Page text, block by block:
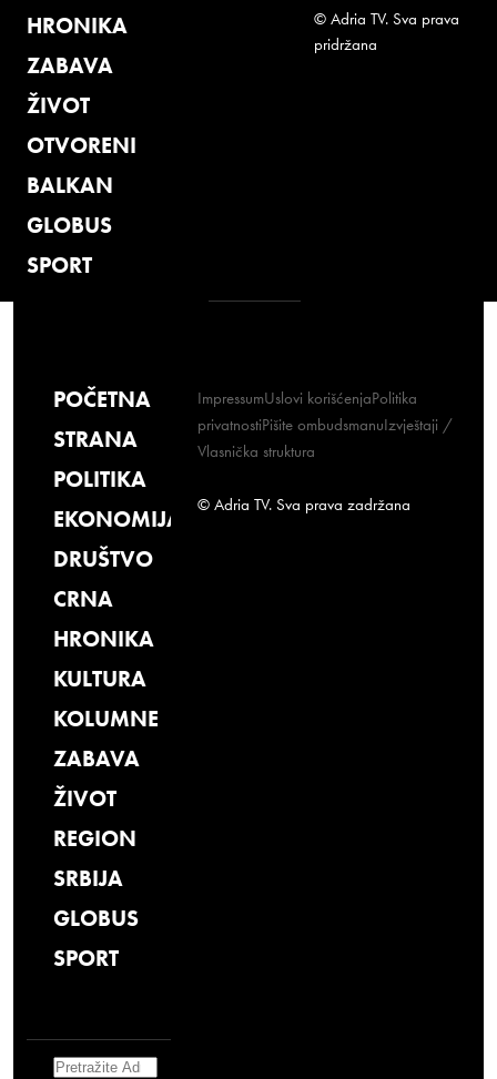
HRONIKA
ZABAVA
ŽIVOT
OTVORENI
BALKAN
GLOBUS
SPORT
© Adria TV. Sva prava
pridržana
POČETNA
STRANA
POLITIKA
EKONOMIJA
DRUŠTVO
CRNA
HRONIKA
KULTURA
KOLUMNE
ZABAVA
ŽIVOT
REGION
SRBIJA
GLOBUS
SPORT
Search
ImpressumUslovi korišćenjaPolitika
privatnostiPišite ombudsmanuIzvještaji /
Vlasnička struktura
© Adria TV. Sva prava zadržana